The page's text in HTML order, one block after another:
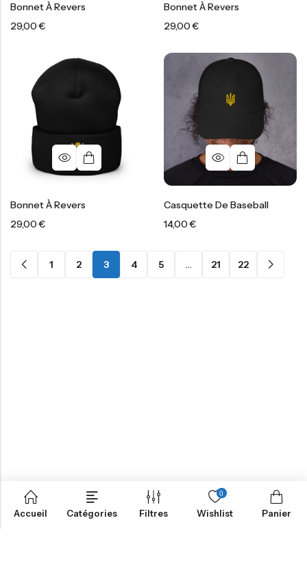
Bonnet À Revers
29,00€
Bonnet À Revers
29,00€
Bonnet À Revers
29,00€
Casquette De Baseball
14,00€
1 2 3 4 5 … 21 22
Accueil Catégories Filtres
0
Wishlist Panier